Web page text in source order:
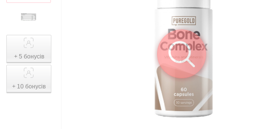
+ 5 бонусів
+ 10 бонусів